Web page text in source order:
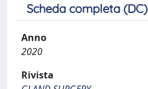
Scheda completa (DC)
Anno
2020
Rivista